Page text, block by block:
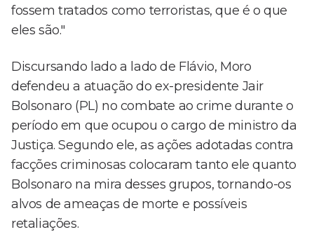
fossem tratados como terroristas, que é o que
eles são."
Discursando lado a lado de Flávio, Moro
defendeu a atuação do ex-presidente Jair
Bolsonaro (PL) no combate ao crime durante o
período em que ocupou o cargo de ministro da
Justiça. Segundo ele, as ações adotadas contra
facções criminosas colocaram tanto ele quanto
Bolsonaro na mira desses grupos, tornando-os
alvos de ameaças de morte e possíveis
retaliações.